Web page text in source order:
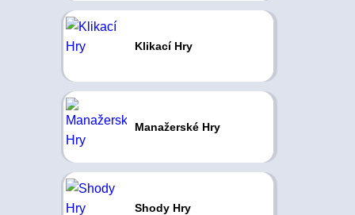
Klikací Hry
Manažerské Hry
Shody Hry